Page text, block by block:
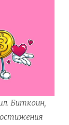
Биткоин,